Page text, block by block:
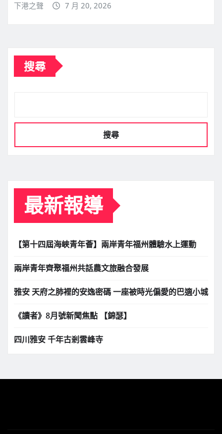
下港之聲 7 月 20, 2026
搜尋
搜尋
最新報導
【第十四屆海峽青年薈】兩岸青年福州體驗水上運動
兩岸青年齊聚福州共話農文旅融合發展
雅安 天府之肺裡的安逸密碼 一座被時光偏愛的巴適小城
《讀者》8月號新聞焦點 【錦瑟】
四川雅安 千年古剎雲峰寺